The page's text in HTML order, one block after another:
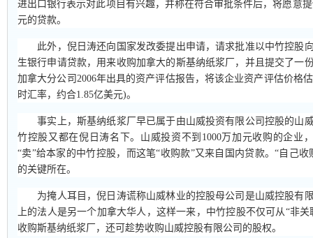
进出口银行表示对此项目有兴趣，并称在符合审批条件后，将愿意
元的贷款。
此外，倪日涛还向国家发改委提出申请，请求批准以中竹控股
生银行申请贷款，用来收购加拿大的斯基纳纸浆厂，并且提交了一
加拿大分公司2006年出具的资产评估报告，将该企业资产评估价格
时汇率，约合1.85亿美元)。
事实上，斯基纳纸浆厂早已属于由山威投资有限公司控股的山
竹控股又都在倪日涛名下。山威投资不到1000万加元收购的企业
“卖”给本家的中竹控股，而这笔“收购款”又来自国内贷款。“自己
的关键所在。
为掩人耳目，倪日涛谎称山威林业的控股母公司是山威控股有
上的法人是另一个加拿大华人，这样一来，中竹控股不仅可从“非
收购斯基纳纸浆厂，还可趁势收购山威控股有限公司的股权。